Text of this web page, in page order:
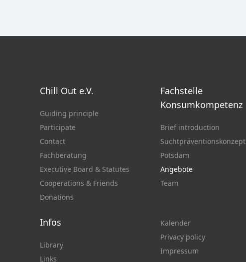
Chill Out e.V.
Guiding principle
Participate
Contact
Fachberatung
Executive Board & Statutes
Cooperations & Friends
Donations
Fachstelle
Konsumkompetenz
Brief introduction
Suchtpräventionskonzept
Potsdam
Angebote
Team
Infos
Library
Links
Kalender
Privacy policy
Impressum